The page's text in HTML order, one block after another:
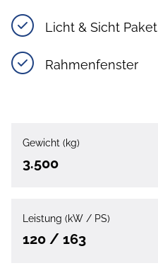
Licht & Sicht Paket
Rahmenfenster
Gewicht (kg)
3.500
Leistung (kW / PS)
120 / 163